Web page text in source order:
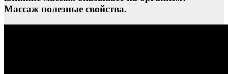
Массаж полезные свойства.